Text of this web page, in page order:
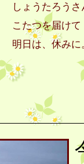
しょうたろう
こたつを届けて
明日は、休みに